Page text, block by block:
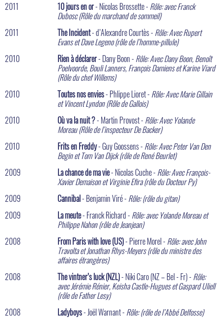
2011
10 jours en or- Nicolas Brossette - Rôle: avec Franck
Dubosc (Rôle du marchand de sommeil)
2011
The Incident- d’Alexandre Courtès - Rôle: Avec Rupert
Evans et Dave Legeno (rôle de l’homme-pillule)
2010
Rien à déclarer- Dany Boon - Rôle: Avec Dany Boon, Benoît
Poelvoorde, Bouli Lanners, François Damiens et Karine Viard
(Rôle du chef Willems)
2010
Toutes nos envies- Phlippe Lioret - Rôle: Avec Marie Gillain
et Vincent Lyndon (Rôle de Gallois)
2010
Où va la nuit ?- Martin Provost - Rôle: Avec Yolande
Moreau (Rôle de l’inspecteur De Backer)
2010
Frits en Freddy- Guy Goossens - Rôle: Avec Peter Van Den
Begin et Tom Van Dijck (rôle de René Beurlet)
2009
La chance de ma vie- Nicolas Cuche - Rôle: Avec François-
Xavier Demaison et Virginie Efira (rôle du Docteur Py)
2009
Cannibal- Benjamin Viré - Rôle: (rôle du gitan)
2009
La meute- Franck Richard - Rôle: avec Yolande Moreau et
Philippe Nahon (rôle de Jeanjean)
2008
From Paris with love (US)- Pierre Morel - Rôle: avec John
Travolta et Jonathan Rhys-Meyers (rôle du ministre des
affaires étrangères)
2008
The vintner’s luck (NZL)- Niki Caro (NZ – Bel - Fr) - Rôle:
avec Jérémie Rénier, Keisha Castle-Hugues et Gaspard Uliell
(rôle de Father Lesy)
2008
Ladyboys- Joël Warnant - Rôle: (rôle de l’Abbé Delfosse)